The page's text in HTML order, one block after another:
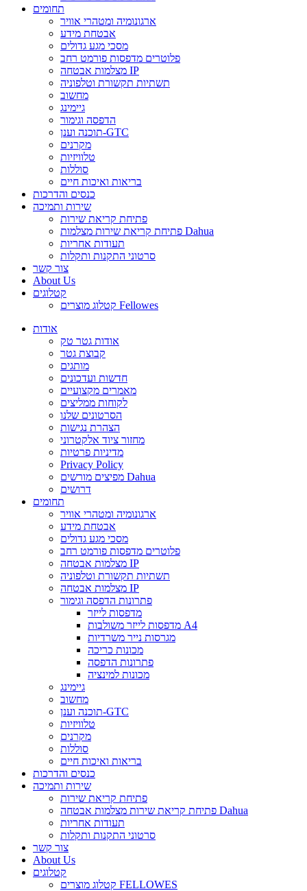
תחומים
ארגונומיה ומטהרי אוויר
אבטחת מידע
מסכי מגע גדולים
פלוטרים מדפסות פורמט רחב
מצלמות אבטחה IP
תשתיות תקשורת וטלפוניה
מחשוב
גיימינג
הדפסה וגימור
תוכנה וענן-GTC
מקרנים
טלוויזיות
סוללות
בריאות ואיכות חיים
כנסים והדרכות
שירות ותמיכה
פתיחת קריאת שירות
פתיחת קריאת שירות מצלמות Dahua
תעודות אחריות
סרטוני התקנות ותקלות
צור קשר
About Us
קטלוגים
קטלוג מוצרים Fellowes
אודות
אודות גטר טק
קבוצת גטר
מותגים
חדשות ועדכונים
מאמרים מקצועיים
לקוחות ממליצים
הסרטונים שלנו
הצהרת נגישות
מחזור ציוד אלקטרוני
מדיניות פרטיות
Privacy Policy
מפיצים מורשים Dahua
דרושים
תחומים
ארגונומיה ומטהרי אוויר
אבטחת מידע
מסכי מגע גדולים
פלוטרים מדפסות פורמט רחב
מצלמות אבטחה IP
תשתיות תקשורת וטלפוניה
מצלמות אבטחה IP
פתרונות הדפסה וגימור
מדפסות לייזר
מדפסות לייזר משולבות A4
מגרסות נייר משרדיות
מכונות כריכה
פתרונות הדפסה
מכונות למינציה
גיימינג
מחשוב
תוכנה וענן-GTC
טלוויזיות
מקרנים
סוללות
בריאות ואיכות חיים
כנסים והדרכות
שירות ותמיכה
פתיחת קריאת שירות
פתיחת קריאת שירות מצלמות אבטחה Dahua
תעודות אחריות
סרטוני התקנות ותקלות
צור קשר
About Us
קטלוגים
קטלוג מוצרים FELLOWES